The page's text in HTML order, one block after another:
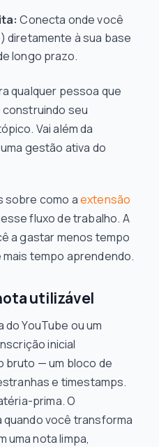
Conecta onde você
diretamente à sua base
longo prazo.
qualquer pessoa que
seu
Vai além da
gestão ativa do
sobre como aextensão
fluxo de trabalho. A
a gastar menos tempo
tempo aprendendo.
utilizável
YouTube ou um
inicial
bruto — um bloco de
e timestamps.
prima. O
você transforma
uma nota limpa,